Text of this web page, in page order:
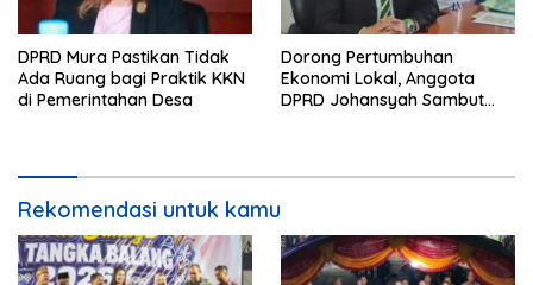
DPRD Mura Pastikan Tidak
Ada Ruang bagi Praktik KKN
di Pemerintahan Desa
Dorong Pertumbuhan
Ekonomi Lokal, Anggota
DPRD Johansyah Sambut
Rekomendasi untuk kamu